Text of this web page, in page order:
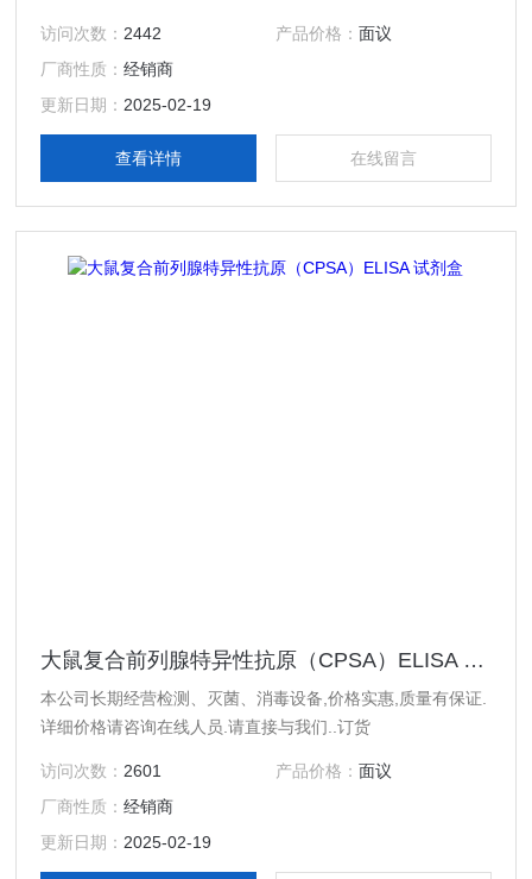
访问次数： 2442 产品价格： 面议
厂商性质：经销商
更新日期： 2025-02-19
查看详情 在线留言
大鼠复合前列腺特异性抗原（CPSA）ELISA 试剂盒
本公司长期经营检测、灭菌、消毒设备,价格实惠,质量有保证.
详细价格请咨询在线人员.请直接与我们..订货
访问次数： 2601 产品价格： 面议
厂商性质：经销商
更新日期： 2025-02-19